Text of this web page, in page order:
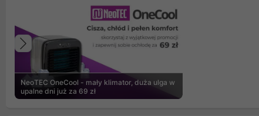
NeoTEC OneCool - mały klimator, duża ulga w
upalne dni już za 69 zł
Poprzedni